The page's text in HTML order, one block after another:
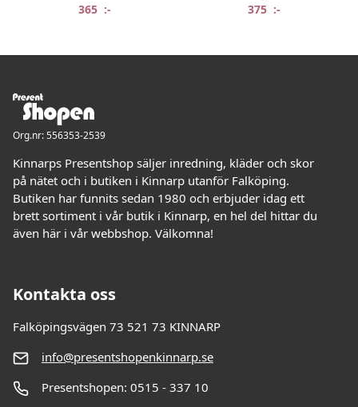
365 :- 375 :-
Org.nr: 556353-2539
Kinnarps Presentshop säljer inredning, kläder och skor
på nätet och i butiken i Kinnarp utanför Falköping.
Butiken har funnits sedan 1980 och erbjuder idag ett
brett sortiment i vår butik i Kinnarp, en hel del hittar du
även här i vår webbshop. Välkomna!
Kontakta oss
Falköpingsvägen 73 521 73 KINNARP
info@presentshopenkinnarp.se
Presentshopen: 0515 - 337 10